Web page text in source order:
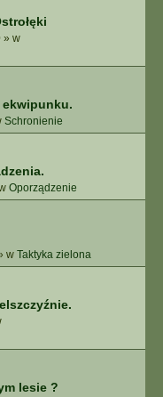
» w
Schronienie
Oporządzenie
w Taktyka zielona
lesie ?